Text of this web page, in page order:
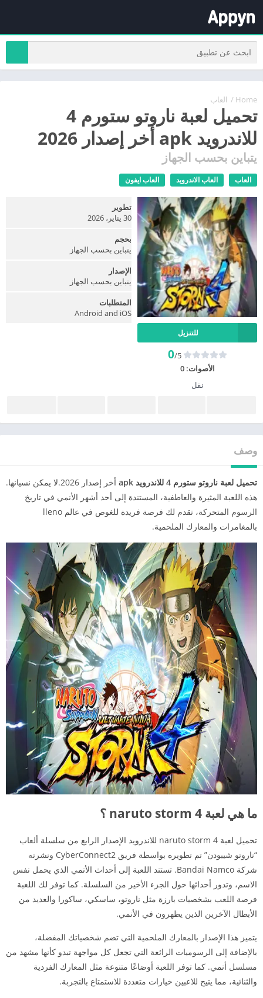
Home
/ العاب
تحميل لعبة ناروتو ستورم 4
للاندرويد apk أخر إصدار 2026
يتباين بحسب الجهاز
العاب العاب الاندرويد العاب ايفون
للتنزيل
0/5
الأصوات:0
نقل
تطوير
30 يناير، 2026
بحجم
يتباين بحسب الجهاز
الإصدار
يتباين بحسب الجهاز
المتطلبات
Android and iOS
وصف
تحميل لعبة ناروتو ستورم 4 للاندرويد apk
أخر إصدار 2026.لا يمكن نسيانها.
هذه اللعبة المثيرة والعاطفية، المستندة إلى أحد أشهر الأنمي في تاريخ
الرسوم المتحركة، تقدم لك فرصة فريدة للغوص في عالم lleno
بالمغامرات والمعارك الملحمية.
ما هي لعبة naruto storm 4 ؟
تحميل لعبة naruto storm 4 للاندرويد الإصدار الرابع من سلسلة ألعاب
“ناروتو شيبودن” تم تطويره بواسطة فريق CyberConnect2 ونشرته
شركة Bandai Namco. تستند اللعبة إلى أحداث الأنمي الذي يحمل نفس
الاسم، وتدور أحداثها حول الجزء الأخير من السلسلة. كما توفر لك اللعبة
فرصة اللعب بشخصيات بارزة مثل ناروتو، ساسكي، ساكورا والعديد من
الأبطال الآخرين الذين يظهرون في الأنمي.
يتميز هذا الإصدار بالمعارك الملحمية التي تضم شخصياتك المفضلة،
بالإضافة إلى الرسوميات الرائعة التي تجعل كل مواجهة تبدو كأنها مشهد من
مسلسل أنمي. كما توفر اللعبة أوضاعًا متنوعة مثل المعارك الفردية
والثنائية، مما يتيح للاعبين خيارات متعددة للاستمتاع بالتجربة.